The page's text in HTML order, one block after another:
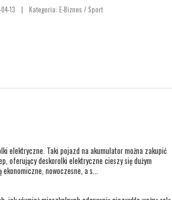
13 | Kategoria: E-Biznes / Sport
elektryczne. Taki pojazd na akumulator można zakupić
oferujący deskorolki elektryczne cieszy się dużym
nowoczesne, a s...